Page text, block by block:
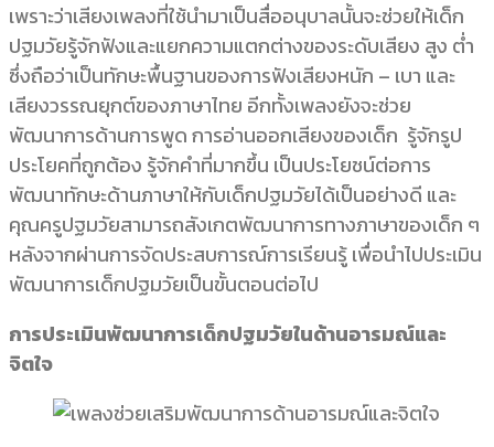
เพราะว่าเสียงเพลงที่ใช้นำมาเป็นสื่ออนุบาลนั้นจะช่วยให้เด็ก
ปฐมวัยรู้จักฟังและแยกความแตกต่างของระดับเสียง สูง ต่ำ
ซึ่งถือว่าเป็นทักษะพื้นฐานของการฟังเสียงหนัก – เบา และ
เสียงวรรณยุกต์ของภาษาไทย อีกทั้งเพลงยังจะช่วย
พัฒนาการด้านการพูด การอ่านออกเสียงของเด็ก รู้จักรูป
ประโยคที่ถูกต้อง รู้จักคำที่มากขึ้น เป็นประโยชน์ต่อการ
พัฒนาทักษะด้านภาษาให้กับเด็กปฐมวัยได้เป็นอย่างดี และ
คุณครูปฐมวัยสามารถสังเกตพัฒนาการทางภาษาของเด็ก ๆ
หลังจากผ่านการจัดประสบการณ์การเรียนรู้ เพื่อนำไปประเมิน
พัฒนาการเด็กปฐมวัยเป็นขั้นตอนต่อไป
การประเมินพัฒนาการเด็กปฐมวัยในด้านอารมณ์และ
จิตใจ